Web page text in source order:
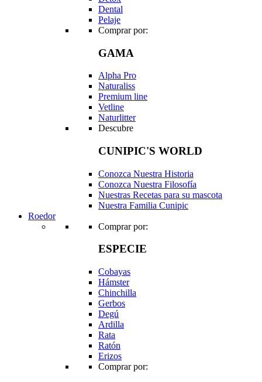
Dental
Pelaje
Comprar por:
GAMA
Alpha Pro
Naturaliss
Premium line
Vetline
Naturlitter
Descubre
CUNIPIC'S WORLD
Conozca Nuestra Historia
Conozca Nuestra Filosofía
Nuestras Recetas para su mascota
Nuestra Familia Cunipic
Roedor
Comprar por:
ESPECIE
Cobayas
Hámster
Chinchilla
Gerbos
Degú
Ardilla
Rata
Ratón
Erizos
Comprar por: